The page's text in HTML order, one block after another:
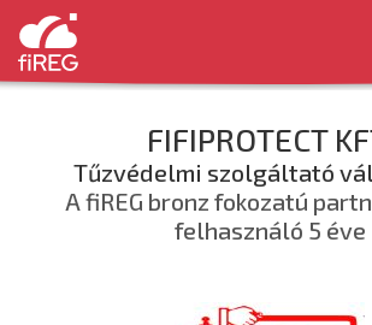
FIFIPROTECT
Tűzvédelmi szolgáltató
A fiREG bronz fokozatú
felhasználó 5 éve